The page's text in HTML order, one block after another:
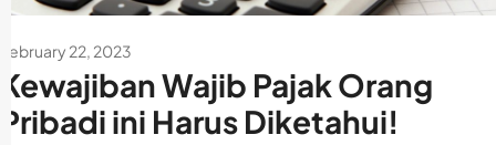
February 22, 2023
Kewajiban Wajib Pajak Orang
Pribadi ini Harus Diketahui!